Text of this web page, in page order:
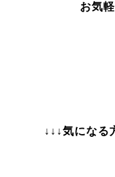
お気
↓↓↓気になる